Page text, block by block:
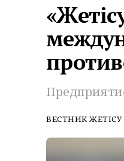
ВЕСТНИК ЖЕТІСУ